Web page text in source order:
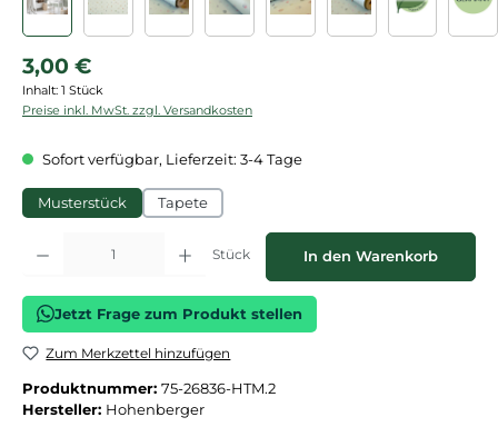
Regulärer Preis:
3,00 €
Inhalt: 1 Stück
Preise inkl. MwSt. zzgl. Versandkosten
Sofort verfügbar, Lieferzeit: 3-4 Tage
Musterstück Tapete
Produkt Anzahl: Gib den gewünschten Wert ein oder benutze die
Stück In den Warenkorb
Jetzt Frage zum Produkt stellen
Zum Merkzettel hinzufügen
Produktnummer: 75-26836-HTM.2
Hersteller: Hohenberger